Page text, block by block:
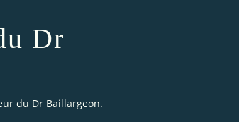
Dr
du Dr Baillargeon.